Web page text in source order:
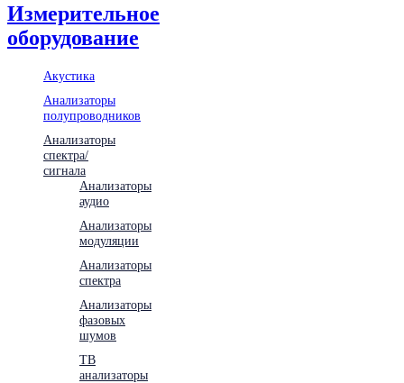
Измерительное
оборудование
Акустика
Анализаторы
полупроводников
Анализаторы
спектра/
сигнала
Анализаторы
аудио
Анализаторы
модуляции
Анализаторы
спектра
Анализаторы
фазовых
шумов
ТВ
анализаторы